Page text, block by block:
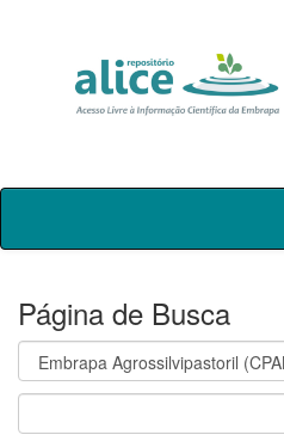
Skip
Página de Busca